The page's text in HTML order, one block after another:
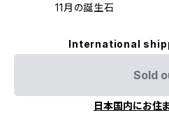
11月の誕生石
International
Sold
日本国内にお住